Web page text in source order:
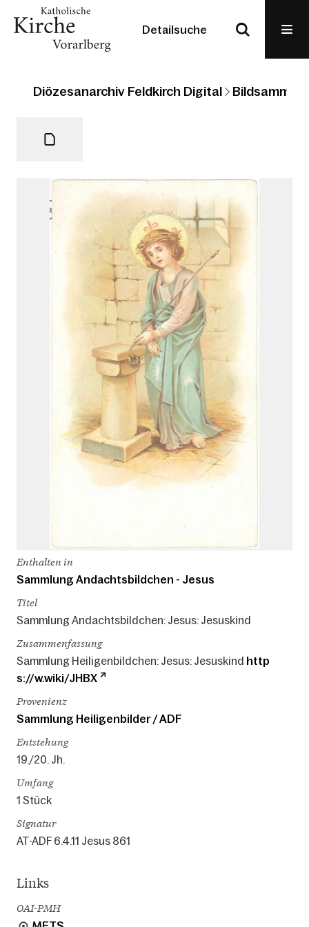
Detailsuche
Diözesanarchiv Feldkirch Digital
Enthalten in
Sammlung Andachtsbildchen - Jesus
Titel
Sammlung Andachtsbildchen: Jesus: Jesuskind
Zusammenfassung
Sammlung Heiligenbildchen: Jesus: Jesuskind http
s://w.wiki/JHBX
Provenienz
Sammlung Heiligenbilder / ADF
Entstehung
19./20. Jh.
Umfang
1 Stück
Signatur
AT-ADF 6.4.11 Jesus 861
Links
OAI-PMH